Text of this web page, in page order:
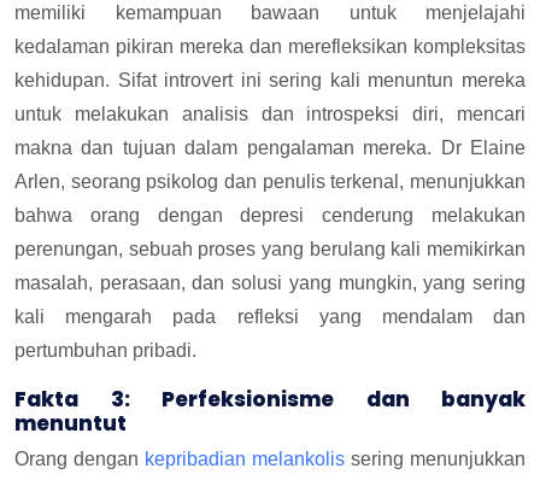
memiliki kemampuan bawaan untuk menjelajahi
kedalaman pikiran mereka dan merefleksikan kompleksitas
kehidupan. Sifat introvert ini sering kali menuntun mereka
untuk melakukan analisis dan introspeksi diri, mencari
makna dan tujuan dalam pengalaman mereka. Dr Elaine
Arlen, seorang psikolog dan penulis terkenal, menunjukkan
bahwa orang dengan depresi cenderung melakukan
perenungan, sebuah proses yang berulang kali memikirkan
masalah, perasaan, dan solusi yang mungkin, yang sering
kali mengarah pada refleksi yang mendalam dan
pertumbuhan pribadi.
Fakta 3: Perfeksionisme dan banyak
menuntut
Orang dengan kepribadian melankolis sering menunjukkan